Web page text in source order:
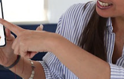
OSIPTEL
POR VIDEO
PATRIAS